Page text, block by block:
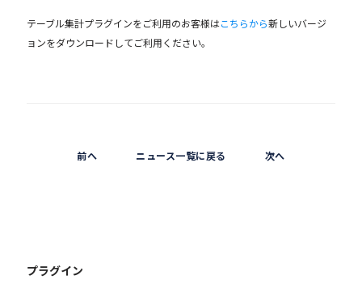
テーブル集計プラグインをご利用のお客様はこちらから新しいバージ
ョンをダウンロードしてご利用ください。
前へ ニュース一覧に戻る 次へ
プラグイン